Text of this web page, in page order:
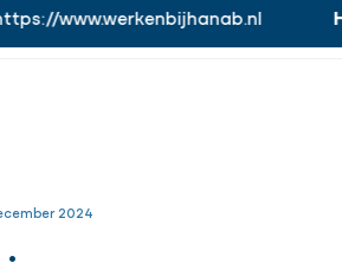
www.werkenbijhanab.nl
Werken bij
2024